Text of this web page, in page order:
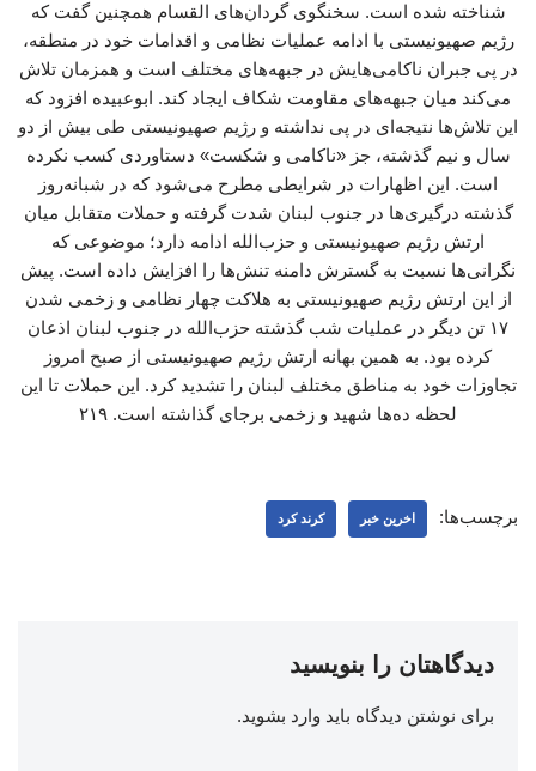
شناخته شده است. سخنگوی گردان‌های القسام همچنین گفت که
رژیم صهیونیستی با ادامه عملیات نظامی و اقدامات خود در منطقه،
در پی جبران ناکامی‌هایش در جبهه‌های مختلف است و همزمان تلاش
می‌کند میان جبهه‌های مقاومت شکاف ایجاد کند. ابوعبیده افزود که
این تلاش‌ها نتیجه‌ای در پی نداشته و رژیم صهیونیستی طی بیش از دو
سال و نیم گذشته، جز «ناکامی و شکست» دستاوردی کسب نکرده
است. این اظهارات در شرایطی مطرح می‌شود که در شبانه‌روز
گذشته درگیری‌ها در جنوب لبنان شدت گرفته و حملات متقابل میان
ارتش رژیم صهیونیستی و حزب‌الله ادامه دارد؛ موضوعی که
نگرانی‌ها نسبت به گسترش دامنه تنش‌ها را افزایش داده است. پیش
از این ارتش رژیم صهیونیستی به هلاکت چهار نظامی و زخمی شدن
۱۷ تن دیگر در عملیات شب گذشته حزب‌الله در جنوب لبنان اذعان
کرده بود. به همین بهانه ارتش رژیم صهیونیستی از صبح امروز
تجاوزات خود به مناطق مختلف لبنان را تشدید کرد. این حملات تا این
لحظه ده‌ها شهید و زخمی برجای گذاشته است. ۲۱۹
برچسب‌ها: اخرین خبر کرند کرد
دیدگاهتان را بنویسید
برای نوشتن دیدگاه باید وارد بشوید.